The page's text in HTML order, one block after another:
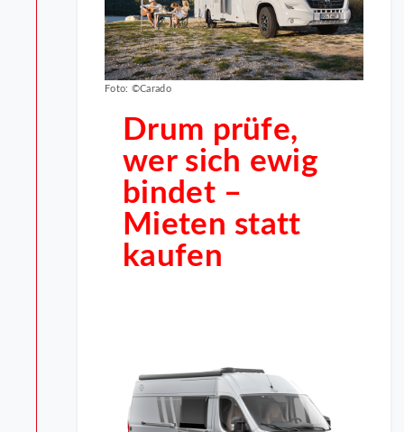
Foto: ©Carado
Drum prüfe,
wer sich ewig
bindet –
Mieten statt
kaufen